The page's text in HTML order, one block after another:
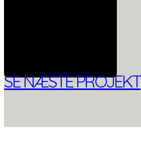
SE NÆSTE PROJEKT